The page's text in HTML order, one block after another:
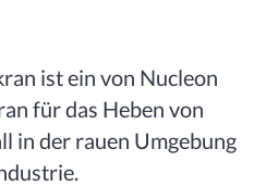
ist ein von Nucleon
für das Heben von
in der rauen Umgebung